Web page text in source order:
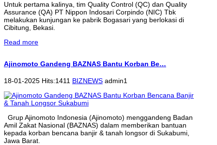
Untuk pertama kalinya, tim Quality Control (QC) dan Quality
Assurance (QA) PT Nippon Indosari Corpindo (NIC) Tbk
melakukan kunjungan ke pabrik Bogasari yang berlokasi di
Cibitung, Bekasi.
Read more
Ajinomoto Gandeng BAZNAS Bantu Korban Be…
18-01-2025 Hits:1411 BIZNEWS admin1
Grup Ajinomoto Indonesia (Ajinomoto) menggandeng Badan
Amil Zakat Nasional (BAZNAS) dalam memberikan bantuan
kepada korban bencana banjir & tanah longsor di Sukabumi,
Jawa Barat.